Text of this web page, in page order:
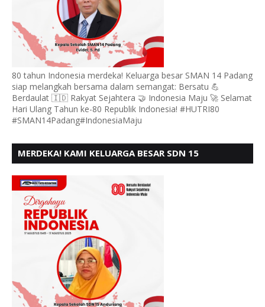
80 tahun Indonesia merdeka! Keluarga besar SMAN 14 Padang
siap melangkah bersama dalam semangat: Bersatu 💪
Berdaulat 🇮🇩 Rakyat Sejahtera 🤝 Indonesia Maju 🚀 Selamat
Hari Ulang Tahun ke-80 Republik Indonesia! #HUTRI80
#SMAN14Padang#IndonesiaMaju
MERDEKA! KAMI KELUARGA BESAR SDN 15